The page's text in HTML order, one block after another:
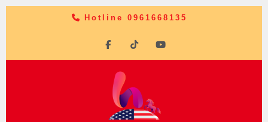
Hotline 0961668135